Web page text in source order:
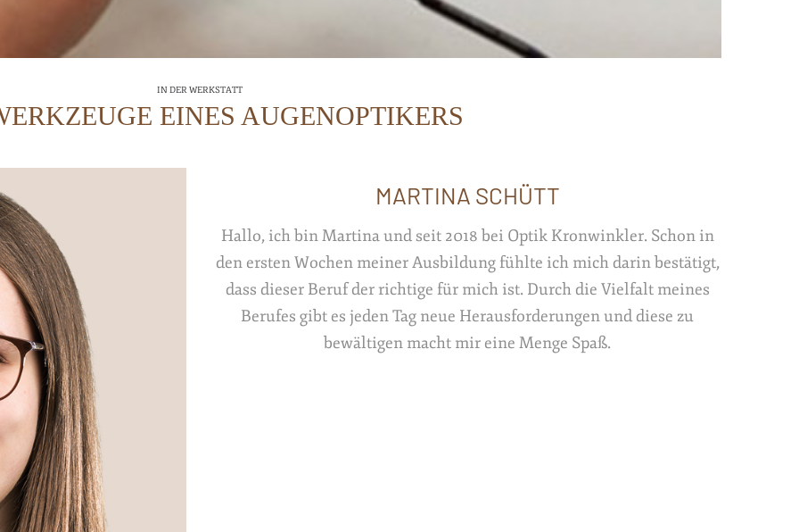
IN DER WERKSTATT
EINES AUGENOPTIKERS
MARTINA SCHÜTT
Hallo, ich bin Martina und seit 2018 bei Optik Kronwinkler. Schon in
den ersten Wochen meiner Ausbildung fühlte ich mich darin bestätigt,
dass dieser Beruf der richtige für mich ist. Durch die Vielfalt meines
Berufes gibt es jeden Tag neue Herausforderungen und diese zu
bewältigen macht mir eine Menge Spaß.